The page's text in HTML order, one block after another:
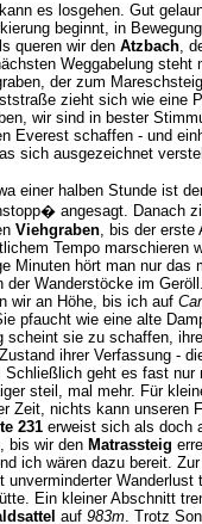
es losgehen. Gut
beginnt, in
queren wir den Atzbach,
Weggabelung
der zum
zieht sich wie eine
wir sind in bester
Everest schaffen - und
sich ausgezeichnet
einer halben Stunde ist
angesagt. Danach
Viehgraben, bis der erste
Tempo marschieren
Minuten hört man nur das
der Wanderstöcke im
wir an Höhe, bis ich auf
pfaucht wie eine alte
scheint sie zu schaffen,
ihrer Verfassung -
Schließlich geht es fast nur
steil, mal mehr. Für
Zeit, nichts kann unseren
231 erweist sich als doch
bis wir den Matrassteig
ich wären dazu bereit.
unverminderter
Ein kleiner Abschnitt
auf 983m. Trotz